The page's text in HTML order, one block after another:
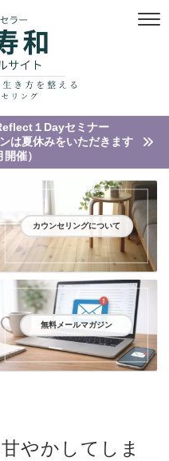
１Dayセミナー
は夏休みをいただきます
開催）
カウンセリングについて
無料メールマガジン
やかしてしま